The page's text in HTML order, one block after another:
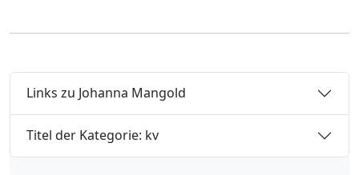
Links zu Johanna Mangold
Titel der Kategorie: kv